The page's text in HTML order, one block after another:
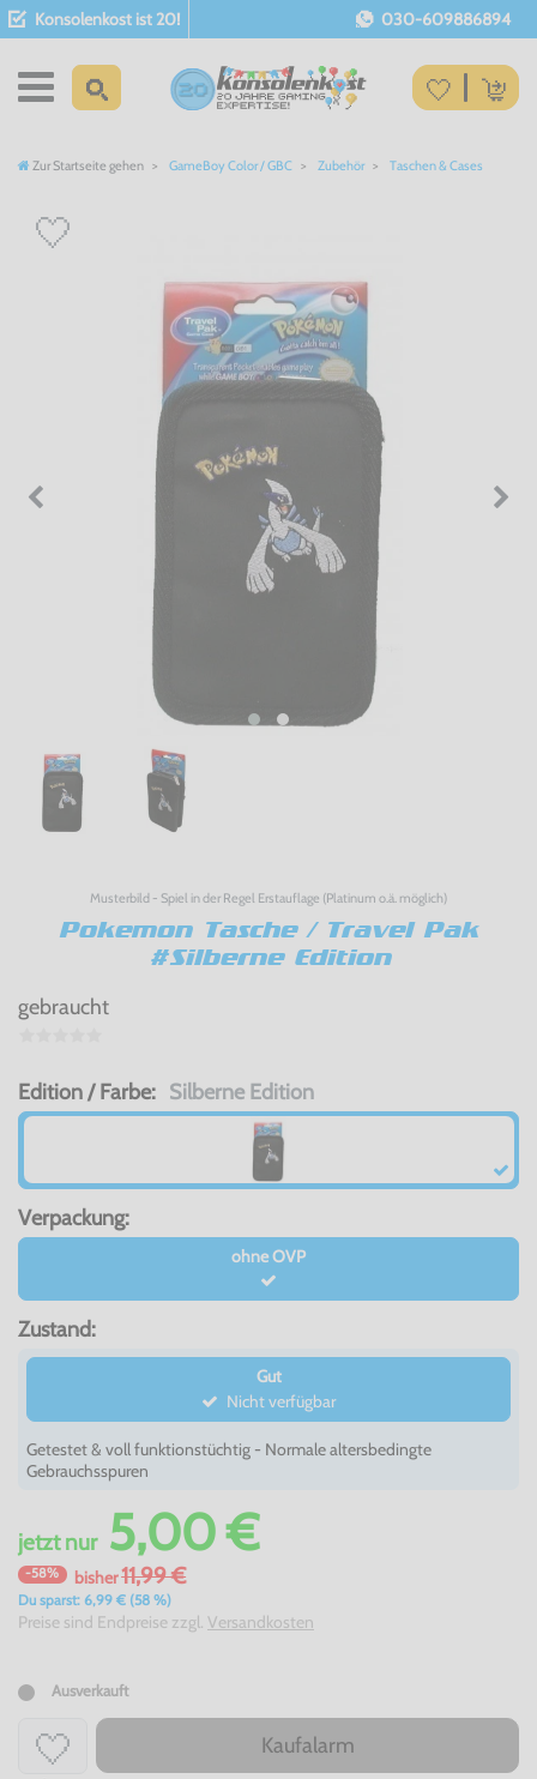
Konsolenkost ist 20! 030-609886894
Zur Startseite gehen GameBoy Color / GBC Zubehör Taschen & Cases
Musterbild - Spiel in der Regel Erstauflage (Platinum o.ä. möglich)
Pokemon Tasche / Travel Pak
#Silberne Edition
gebraucht
Edition / Farbe: Silberne Edition
Verpackung:
ohne OVP
Zustand:
Gut
Nicht verfügbar
Getestet & voll funktionstüchtig - Normale altersbedingte
Gebrauchsspuren
jetztnur5,00 €
-58% bisher11,99 €
Du sparst: 6,99 € (58 %)
Preise sind Endpreise zzgl. Versandkosten
Ausverkauft
Kaufalarm